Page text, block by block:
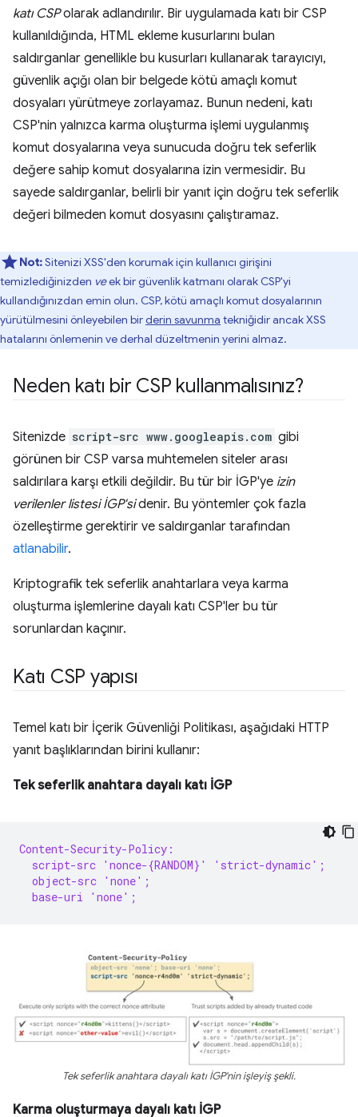
katı CSPolarak adlandırılır. Bir uygulamada katı bir CSP
kullanıldığında, HTML ekleme kusurlarını bulan
saldırganlar genellikle bu kusurları kullanarak tarayıcıyı,
güvenlik açığı olan bir belgede kötü amaçlı komut
dosyaları yürütmeye zorlayamaz. Bunun nedeni, katı
CSP'nin yalnızca karma oluşturma işlemi uygulanmış
komut dosyalarına veya sunucuda doğru tek seferlik
değere sahip komut dosyalarına izin vermesidir. Bu
sayede saldırganlar, belirli bir yanıt için doğru tek seferlik
değeri bilmeden komut dosyasını çalıştıramaz.
Not:Sitenizi XSS'den korumak için kullanıcı girişini
temizlediğinizden veek bir güvenlik katmanı olarak CSP'yi
kullandığınızdan emin olun. CSP, kötü amaçlı komut dosyalarının
yürütülmesini önleyebilen birderin savunma tekniğidir ancak XSS
hatalarını önlemenin ve derhal düzeltmenin yerini almaz.
Neden katı bir CSP kullanmalısınız?
Sitenizde script-src www.googleapis.com gibi
görünen bir CSP varsa muhtemelen siteler arası
saldırılara karşı etkili değildir. Bu tür bir İGP'ye izin
verilenler listesi İGP'sidenir. Bu yöntemler çok fazla
özelleştirme gerektirir ve saldırganlar tarafından
atlanabilir.
Kriptografik tek seferlik anahtarlara veya karma
oluşturma işlemlerine dayalı katı CSP'ler bu tür
sorunlardan kaçınır.
Katı CSP yapısı
Temel katı bir İçerik Güvenliği Politikası, aşağıdaki HTTP
yanıt başlıklarından birini kullanır:
Tek seferlik anahtara dayalı katı İGP
Content-Security-Policy:
  script-src 'nonce-{RANDOM}' 'strict-dynamic';
  object-src 'none';
  base-uri 'none';
Tek seferlik anahtara dayalı katı İGP'nin işleyiş şekli.
Karma oluşturmaya dayalı katı İGP